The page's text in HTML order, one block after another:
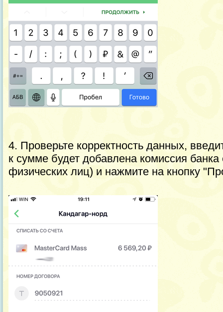
4. Проверьте корректность данных,
к сумме будет добавлена комиссия
физических лиц) и нажмите на кнопку